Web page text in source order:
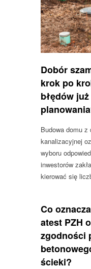
Dobór
krok po
błędów
Budowa domu z
kanalizacyjnej
wyboru
inwestorów
kierować się
Co
atest PZH
zgodności
ścieki?